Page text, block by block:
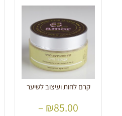
קרם לחות ועיצוב לשיער
₪85.00
–